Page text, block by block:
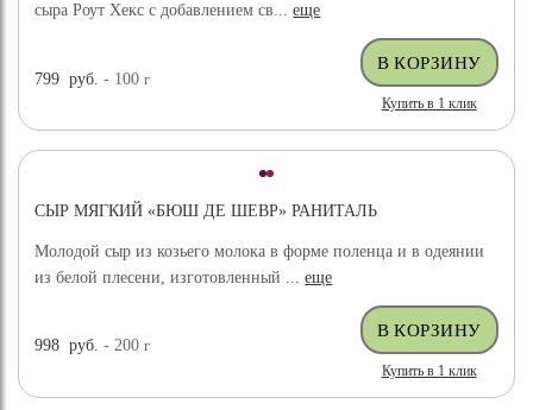
сыра Роут Хекс с добавлением св...еще
799 руб. - 100г
Купить в 1 клик
СЫР МЯГКИЙ «БЮШ ДЕ ШЕВР» РАНИТАЛЬ
Молодой сыр из козьего молока в форме поленца и в одеянии
из белой плесени, изготовленный ...еще
998 руб. - 200г
Купить в 1 клик